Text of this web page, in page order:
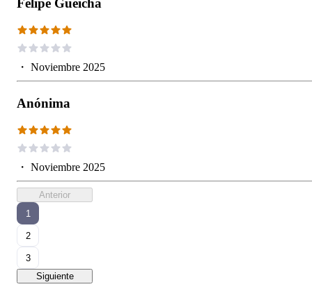
Felipe Gueicha
・ Noviembre 2025
Anónima
・ Noviembre 2025
Anterior
1
2
3
Siguiente